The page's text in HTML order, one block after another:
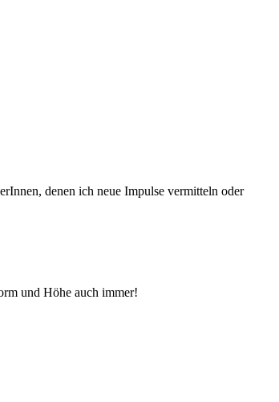
denen ich neue Im­pul­se vermitteln oder
und Höhe auch immer!